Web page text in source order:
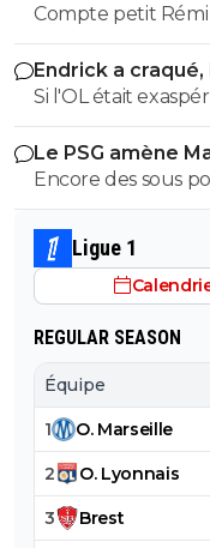
Compte petit
Endrick a
Si l'OL était
près. Bref... Quand l'équipe sera complète... ce sera beaucoup
mieux.
Le PSG amène
Encore des sous
Ligue 1
REGULAR SEASON
Équipe
1 O. Marseille
2 O. Lyonnais
3 Brest